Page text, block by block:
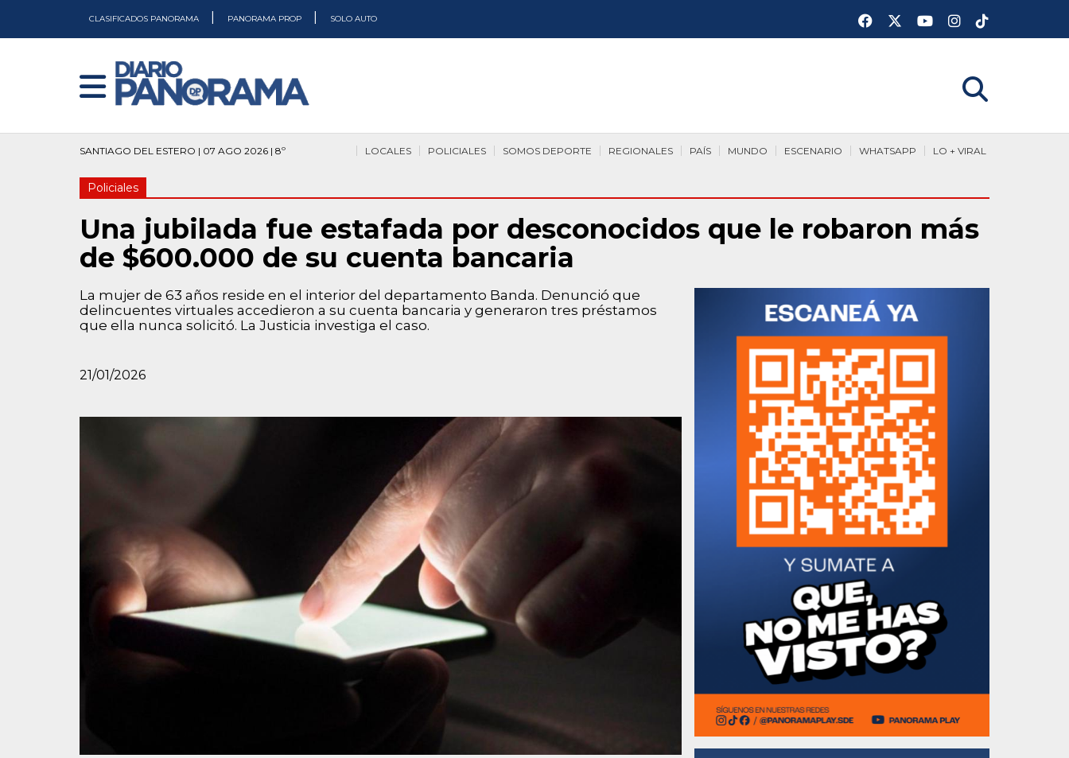
CLASIFICADOS PANORAMA PANORAMA PROP SOLO AUTO
SANTIAGO DEL ESTERO | 07 AGO 2026 | 8º LO + VIRAL
WHATSAPP
ESCENARIO
MUNDO
PAÍS
REGIONALES
SOMOS DEPORTE
POLICIALES
LOCALES
Policiales
Una jubilada fue estafada por desconocidos que le robaron más
de $600.000 de su cuenta bancaria
La mujer de 63 años reside en el interior del departamento Banda. Denunció que
delincuentes virtuales accedieron a su cuenta bancaria y generaron tres préstamos
que ella nunca solicitó. La Justicia investiga el caso.
21/01/2026